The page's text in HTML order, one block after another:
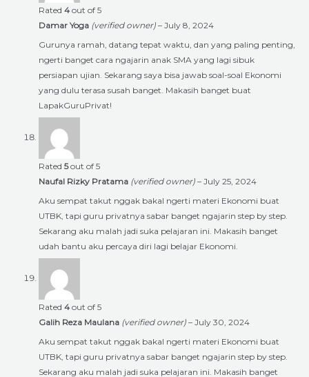
Rated 4 out of 5
Damar Yoga (verified owner) – July 8, 2024
Gurunya ramah, datang tepat waktu, dan yang paling penting,
ngerti banget cara ngajarin anak SMA yang lagi sibuk
persiapan ujian. Sekarang saya bisa jawab soal-soal Ekonomi
yang dulu terasa susah banget. Makasih banget buat
LapakGuruPrivat!
Rated 5out of 5
Naufal Rizky Pratama (verified owner) – July 25, 2024
Aku sempat takut nggak bakal ngerti materi Ekonomi buat
UTBK, tapi guru privatnya sabar banget ngajarin step by step.
Sekarang aku malah jadi suka pelajaran ini. Makasih banget
udah bantu aku percaya diri lagi belajar Ekonomi.
Rated 4 out of 5
Galih Reza Maulana (verified owner) – July 30, 2024
Aku sempat takut nggak bakal ngerti materi Ekonomi buat
UTBK, tapi guru privatnya sabar banget ngajarin step by step.
Sekarang aku malah jadi suka pelajaran ini. Makasih banget